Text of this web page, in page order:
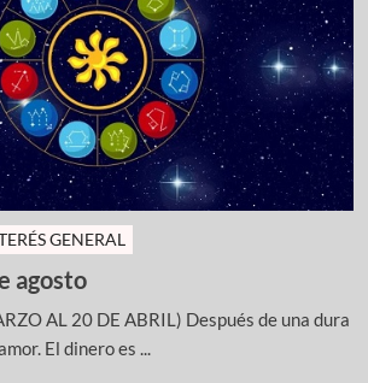
GENERAL
agosto
AL 20 DE ABRIL) Después de una dura
El dinero es ...